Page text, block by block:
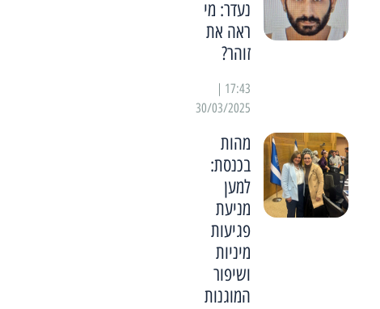
נעדר: מי
ראה את
זוהר?
30/03/2025
מהות
בכנסת:
למען
מניעת
פגיעות
מיניות
ושיפור
המוגנות